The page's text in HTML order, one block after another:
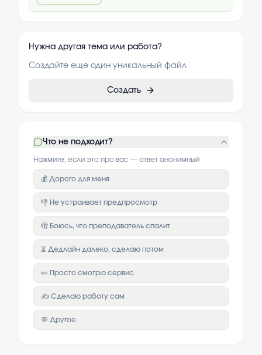
Нужна другая тема или работа?
Создайте еще один уникальный файл
Создать
Что не подходит?
Нажмите, если это про вас — ответ анонимный
💰 Дорого для меня
👎 Не устраивает предпросмотр
🫣 Боюсь, что преподаватель спалит
⏳ Дедлайн далеко, сделаю потом
👀 Просто смотрю сервис
✍️ Сделаю работу сам
💬 Другое